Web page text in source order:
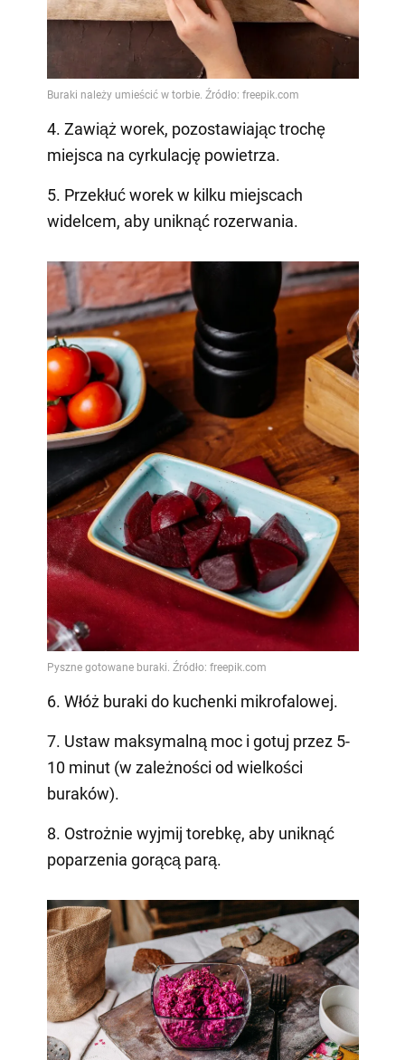
4. Zawiąż worek, pozostawiając trochę
miejsca na cyrkulację powietrza.
5. Przekłuć worek w kilku miejscach
widelcem, aby uniknąć rozerwania.
6. Włóż buraki do kuchenki mikrofalowej.
7. Ustaw maksymalną moc i gotuj przez 5-
10 minut (w zależności od wielkości
buraków).
8. Ostrożnie wyjmij torebkę, aby uniknąć
poparzenia gorącą parą.